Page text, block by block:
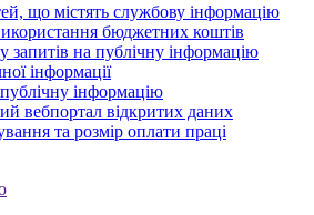
що містять службову інформацію
бюджетних коштів
запитів на публічну інформацію
інформації
інформацію
вебпортал відкритих даних
та розмір оплати праці